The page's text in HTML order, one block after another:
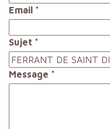
Email *
Sujet *
Message *